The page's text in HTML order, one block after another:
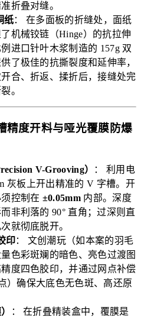
折叠对缝。
纸： 在多面板的折缝处，面纸
机械铰链（Hinge）的抗拉伸
进口针叶木浆制造的 157g 双
了极佳的抗撕裂度和延伸率，
合、折返、揉折后，接缝处完
。
精度开料与哑光覆膜防爆
V-Grooving）
： 利用电
灰板上开出精准的 V 字槽。开
控制在 ±0.05mm 内部。深度
非利落的 90° 直角；过深则直
就彻底脱开。
印： 文创潮玩（如本案的羽毛
色彩斑斓的暗色、亮色过渡图
度四色胶印，并通过网点补偿
）确保大底色无色斑、高还原
： 在折叠精装盒中，覆膜是